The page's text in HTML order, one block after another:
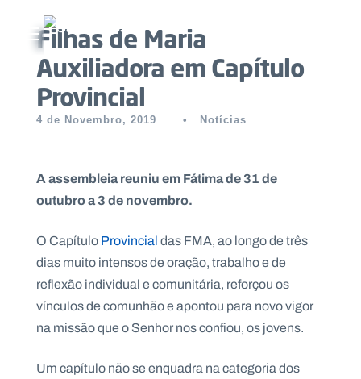
Abrir menu principal
4 de Novembro, 2019 • Notícias
Filhas de Maria
Auxiliadora em Capítulo
Provincial
A assembleia reuniu em Fátima de 31 de
outubro a 3 de novembro.
O CapítuloProvincialdas FMA, ao longo de três
dias muito intensos de oração, trabalho e de
reflexão individual e comunitária, reforçou os
vínculos de comunhão e apontou para novo vigor
na missão que o Senhor nos confiou, os jovens.
Um capítulo não se enquadra na categoria dos
Pesquisar no site
Início
Quem
somos
O
que
fazemos
Recursos
Notícias